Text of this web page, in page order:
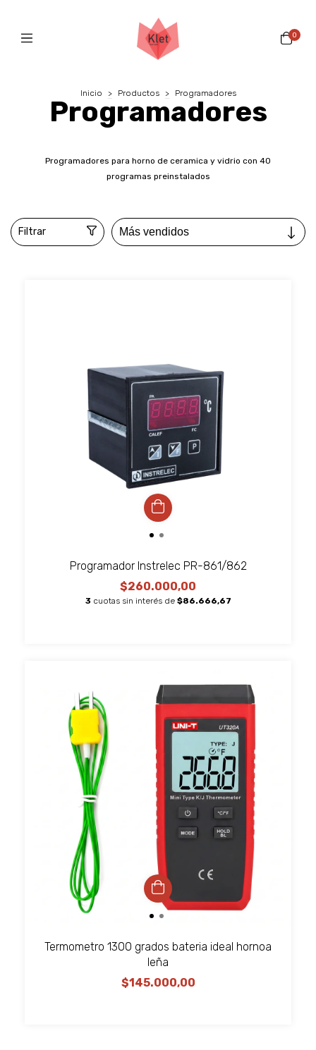
0
Inicio > Productos > Programadores
Programadores
Programadores para horno de ceramica y vidrio con 40
programas preinstalados
Filtrar
Programador Instrelec PR-861/862
$260.000,00
3 cuotas sin interés de $86.666,67
Termometro 1300 grados bateria ideal hornoa
leña
$145.000,00